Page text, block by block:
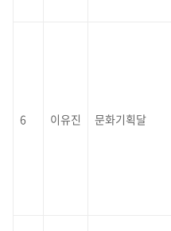
6 이유진 문화기획달